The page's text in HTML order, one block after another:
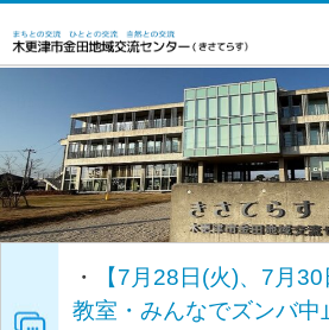
・
【7月28日(火)、7月
教室・みんなでズンバ中